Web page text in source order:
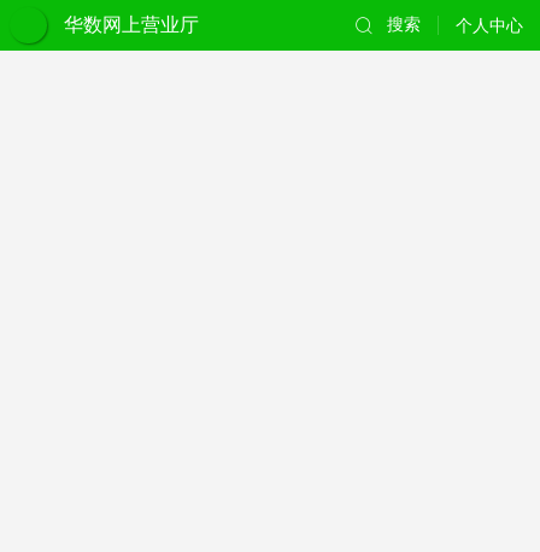
华数网上营业厅 个人中心
搜索